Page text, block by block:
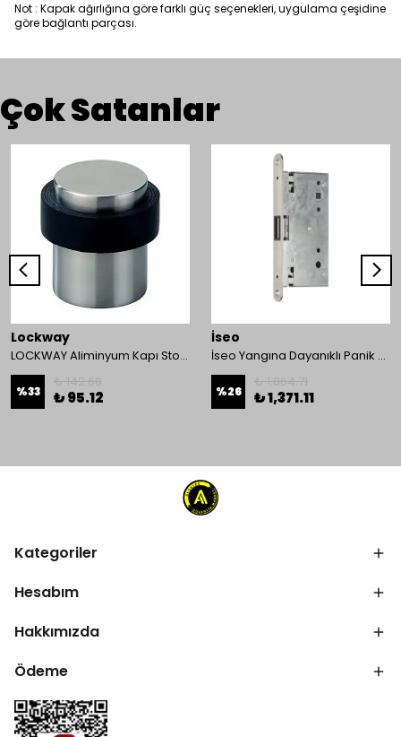
Not : Kapak ağırlığına göre farklı güç seçenekleri, uygulama çeşidine
göre bağlantı parçası.
Çok Satanlar
Lockway
LOCKWAY Aliminyum Kapı Stoperi
%33 ₺ 95.12
İseo
İseo Yangına Dayanıklı Panik Fonksiyonlu Pasif Kanat İçin Gömme Kilit
%26 ₺ 1,371.11
Kategoriler
Hesabım
Hakkımızda
Ödeme